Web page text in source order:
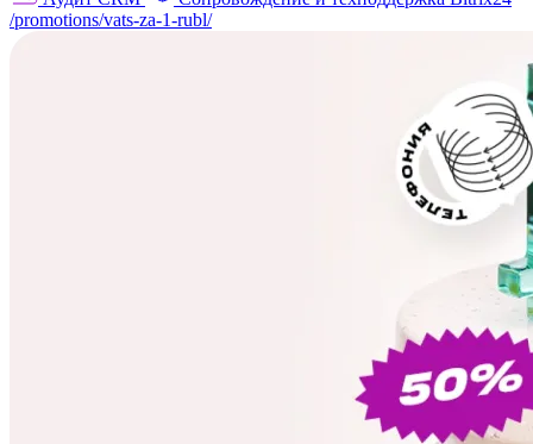
/promotions/vats-za-1-rubl/